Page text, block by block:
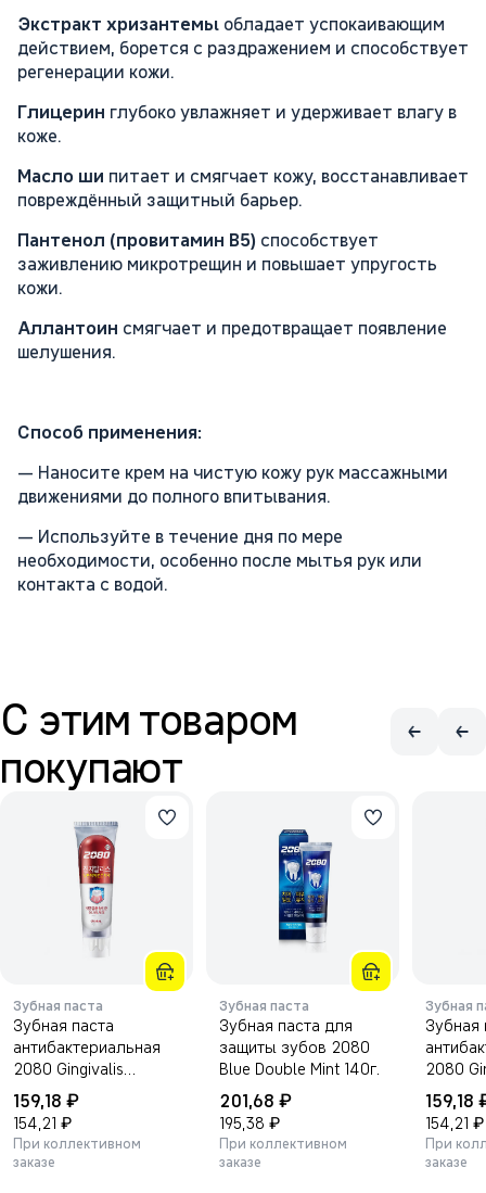
Экстракт хризантемы обладает успокаивающим
действием, борется с раздражением и способствует
регенерации кожи.
Глицерин глубоко увлажняет и удерживает влагу в
коже.
Масло ши питает и смягчает кожу, восстанавливает
повреждённый защитный барьер.
Пантенол (провитамин B5) способствует
заживлению микротрещин и повышает упругость
кожи.
Аллантоин смягчает и предотвращает появление
шелушения.
Способ применения:
— Наносите крем на чистую кожу рук массажными
движениями до полного впитывания.
— Используйте в течение дня по мере
необходимости, особенно после мытья рук или
контакта с водой.
С этим товаром
покупают
Зубная паста
Зубная паста
антибактериальная
2080 Gingivalis
Original 120г.
159,18 ₽
154,21 ₽
При коллективном
заказе
Зубная паста
Зубная паста для
защиты зубов 2080
Blue Double Mint 140г.
201,68 ₽
195,38 ₽
При коллективном
заказе
Зубная
Зубная
2080
Mint
159,18
154,21 ₽
При
заказе